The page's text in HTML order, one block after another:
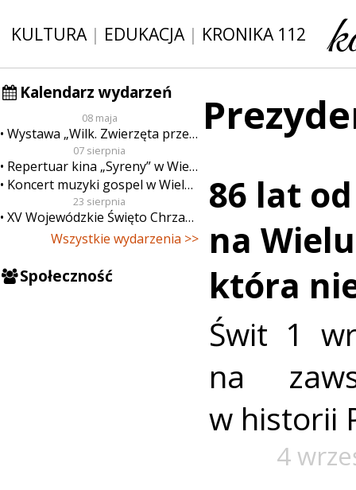
KULTURA| EDUKACJA| KRONIKA 112
Kalendarz wydarzeń
08 maja
Wystawa „Wilk. Zwierzęta przeklęte”
07 sierpnia
Repertuar kina „Syreny” w Wieluniu w dn. od 7 do 13 sierpnia
Koncert muzyki gospel w Wieluniu
23 sierpnia
XV Wojewódzkie Święto Chrzanu
Wszystkie wydarzenia >>
Społeczność
86 lat
na
która
Świt 1
na
w historii
4